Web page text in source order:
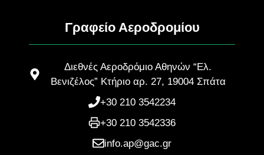
Γραφείο Αεροδρομίου
Διεθνές Αεροδρόμιο Αθηνών “Ελ.
Βενιζέλος” Κτήριο αρ. 27, 19004 Σπάτα
+30 210 3542234
+30 210 3542336
info.ap@gac.gr